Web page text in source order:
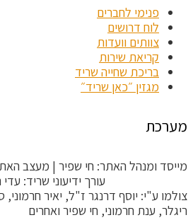
פנימי לחברים
לוח דרושים
צוותים וועדות
קריאת שירות
בריכת שחייה שריד
מגזין ״כאן שריד״
מערכת
מייסד ומנהל האתר: חי שפיר | מעצב
עורך ידיעוני שריד:
צולמו ע"י: יוסף דרנגר ז"ל, יאיר חרמוני,
ריגלר, ענת חרמוני, חי שפיר ואחרים